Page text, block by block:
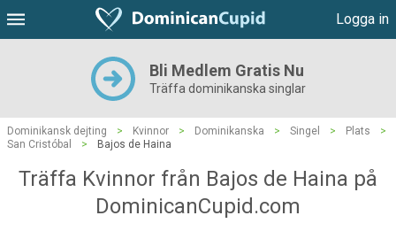
Logga in
Bli Medlem Gratis Nu
Träffa dominikanska singlar
Dominikansk dejting > Kvinnor > Dominikanska > Singel > Plats
>
San Cristóbal
> Bajos de Haina
Träffa Kvinnor från Bajos de Haina på
DominicanCupid.com